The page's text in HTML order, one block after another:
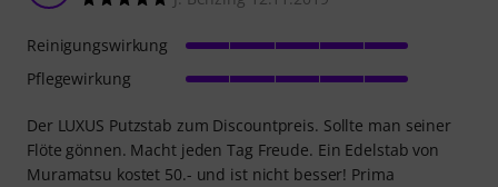
Der LUXUS Putzstab zum Discountpreis. Sollte man seiner
Flöte gönnen. Macht jeden Tag Freude. Ein Edelstab von
Muramatsu kostet 50.- und ist nicht besser! Prima
Reinigungswirkung
Pflegewirkung